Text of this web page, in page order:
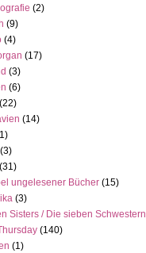
(2)
(9)
(4)
(17)
(3)
(6)
(22)
(14)
(3)
(31)
ungelesener Bücher (15)
(3)
Sisters / Die sieben Schwestern
(140)
(1)